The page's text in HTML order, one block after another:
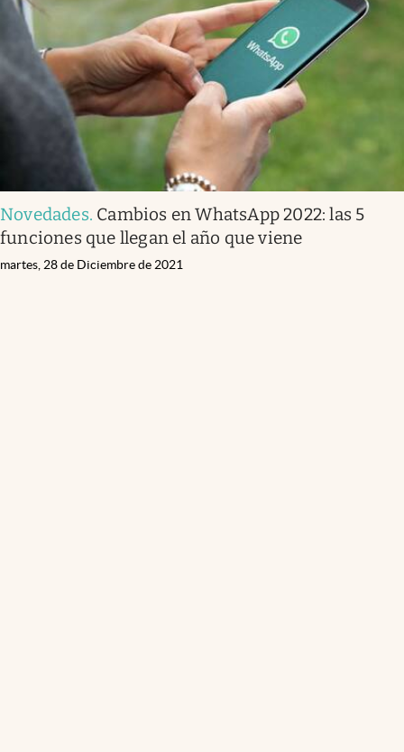
Clase
Clima
Mundial 2026
Eventos Corporativos
El Cronista Studio
Mediakit
abre en nueva pestaña
Argentina
Novedades. Cambios en WhatsApp 2022: las 5
funciones que llegan el año que viene
martes, 28 de Diciembre de 2021